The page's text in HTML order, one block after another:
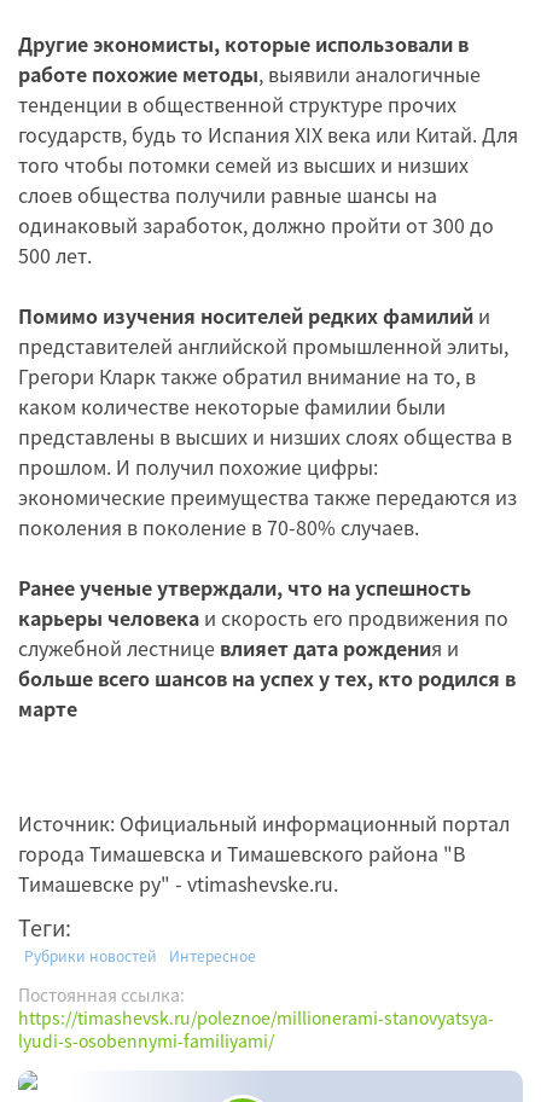
Другие экономисты, которые использовали в
работе похожие методы, выявили аналогичные
тенденции в общественной структуре прочих
государств, будь то Испания XIX века или Китай. Для
того чтобы потомки семей из высших и низших
слоев общества получили равные шансы на
одинаковый заработок, должно пройти от 300 до
500 лет.
Помимо изучения носителей редких фамилий и
представителей английской промышленной элиты,
Грегори Кларк также обратил внимание на то, в
каком количестве некоторые фамилии были
представлены в высших и низших слоях общества в
прошлом. И получил похожие цифры:
экономические преимущества также передаются из
поколения в поколение в 70-80% случаев.
Ранее ученые утверждали, что на успешность
карьеры человека и скорость его продвижения по
служебной лестнице влияет дата рождения и
больше всего шансов на успех у тех, кто родился в
марте
Источник: Официальный информационный портал
города Тимашевска и Тимашевского района "В
Тимашевске ру" - vtimashevske.ru.
Теги:
Рубрики новостей Интересное
Постоянная ссылка:
https://timashevsk.ru/poleznoe/millionerami-stanovyatsya-
lyudi-s-osobennymi-familiyami/